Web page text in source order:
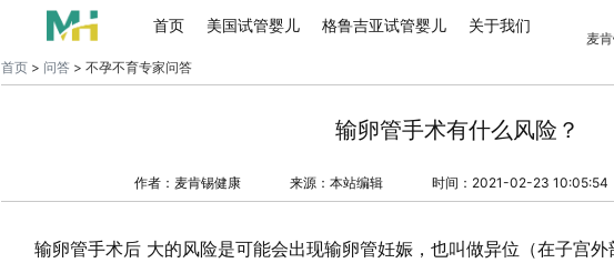
首页 美国试管婴儿 格鲁吉亚试管婴儿 关于我们
麦
首页> 问答 > 不孕不育专家问答
输卵管手术有什么风险？
作者：麦肯锡健康 来源：本站编辑 时间：2021-02-23 10:05:54
输卵管手术后 大的风险是可能会出现输卵管妊娠，也叫做异位（在子宫